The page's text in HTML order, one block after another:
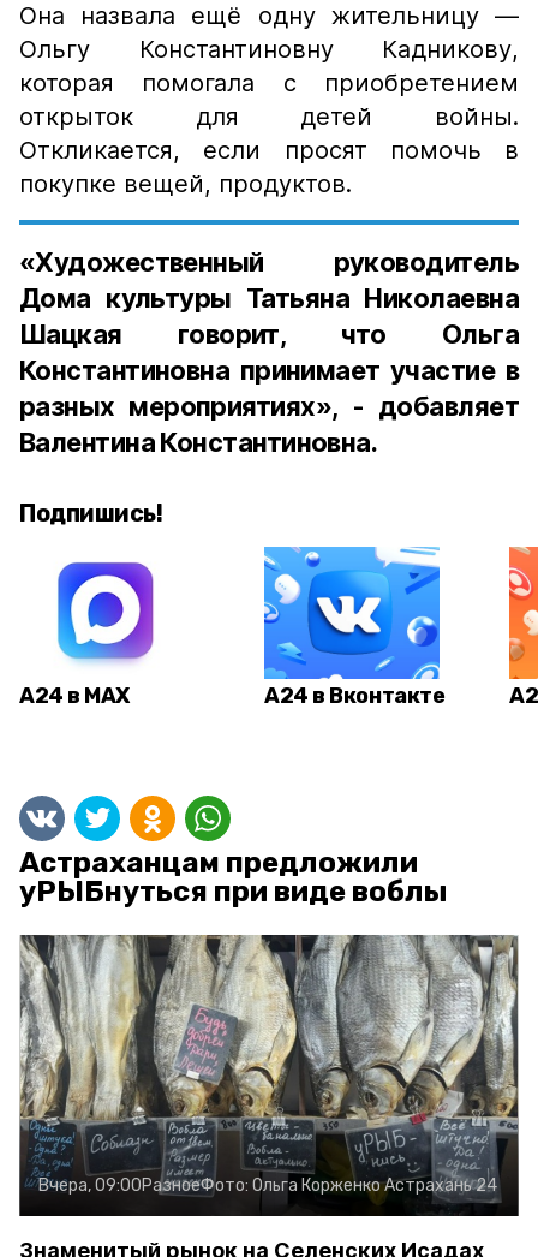
Она назвала ещё одну жительницу —
Ольгу Константиновну Кадникову,
которая помогала с приобретением
открыток для детей войны.
Откликается, если просят помочь в
покупке вещей, продуктов.
«Художественный руководитель
Дома культуры Татьяна Николаевна
Шацкая говорит, что Ольга
Константиновна принимает участие в
разных мероприятиях», - добавляет
Валентина Константиновна.
Подпишись!
А24 в MAX А24 в Вконтакте
Астраханцам предложили
уРЫБнуться при виде воблы
Вчера, 09:00РазноеФото: Ольга КорженкоАстрахань 24
Знаменитый рынок на Селенских Исадах